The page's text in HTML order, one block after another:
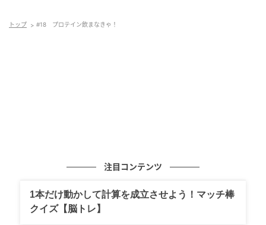
トップ #18 プロテイン飲まなきゃ！
注目コンテンツ
1本だけ動かして計算を成立させよう！マッチ棒
クイズ【脳トレ】